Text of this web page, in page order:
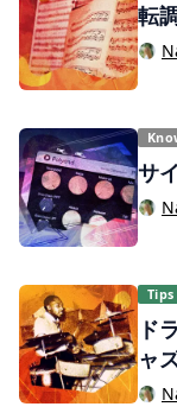
転
サ
Tips
ド
ャ